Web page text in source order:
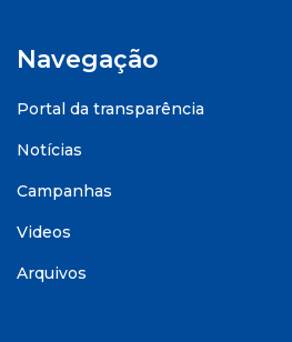
Navegação
Portal da transparência
Notícias
Campanhas
Videos
Arquivos